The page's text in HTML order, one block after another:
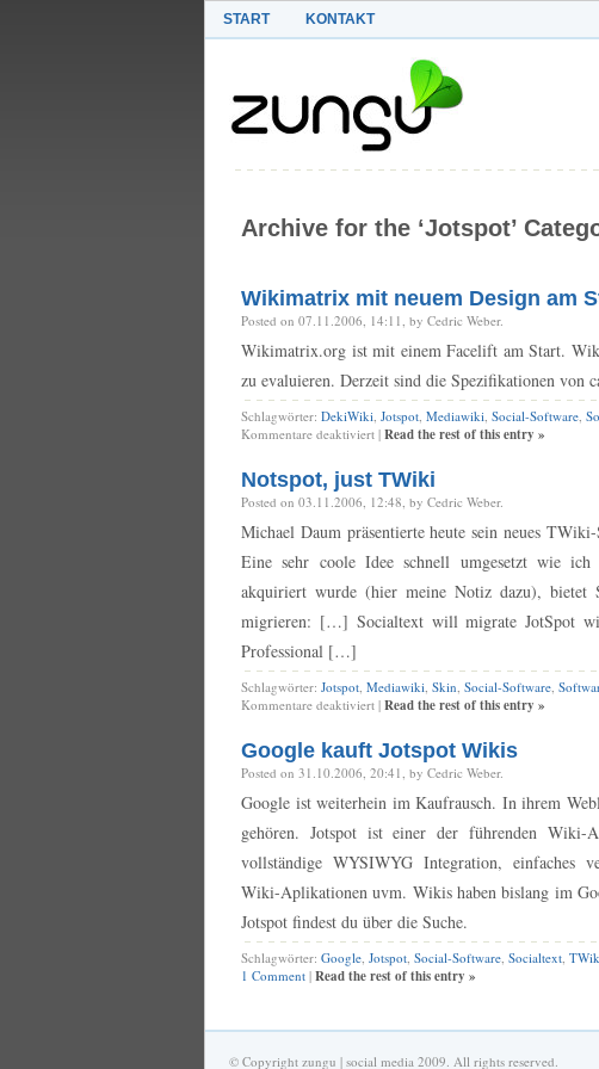
START KONTAKT
Archive for the ‘Jotspot’
Wikimatrix mit neuem Design am
Posted on 07.11.2006, 14:11, by Cedric Weber.
Wikimatrix.org ist mit einem Facelift am Start.
zu evaluieren. Derzeit sind die Spezifikationen von
Schlagwörter: DekiWiki Jotspot Mediawiki Social-Software
Kommentare deaktiviertfür
neuem
Design
Start
| Read the rest of this entry »
Notspot, just TWiki
Posted on 03.11.2006, 12:48, by Cedric Weber.
Michael Daum präsentierte heute sein neues
Eine sehr coole Idee schnell umgesetzt wie
akquiriert wurde (hier meine Notiz dazu), bietet
migrieren: […] Socialtext will migrate JotSpot
Professional […]
Schlagwörter: Jotspot Mediawiki Skin Social-Software
Kommentare deaktiviertfür
TWiki
| Read the rest of this entry »
Google kauft Jotspot Wikis
Posted on 31.10.2006, 20:41, by Cedric Weber.
Google ist weiterhein im Kaufrausch. In ihrem
gehören. Jotspot ist einer der führenden
vollständige WYSIWYG Integration, einfaches
Wiki-Aplikationen uvm. Wikis haben bislang im
Jotspot findest du über die Suche.
Schlagwörter: Google Jotspot Social-Software Socialtext
1 Comment | Read the rest of this entry »
© Copyright zungu | social media 2009. All rights reserved.